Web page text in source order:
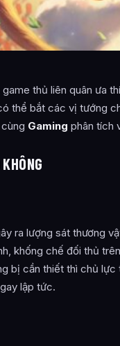
thủ liên quân ưa
thể bắt các vị tướng
Gaming phân tích
ra lượng sát thương
khống chế đối thủ
bị cần thiết thì chủ
lập tức.